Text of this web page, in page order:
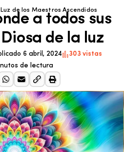
Luz de los Maestros Ascendidos
a todos sus
de la luz
6 abril, 2024
303 vistas
de lectura